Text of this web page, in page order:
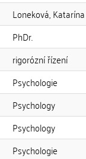
Loneková, Katarína
PhDr.
rigorózní řízení
Psychologie
Psychology
Psychology
Psychologie